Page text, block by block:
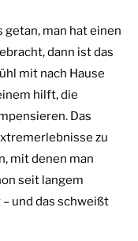
getan, man hat einen
dann ist das
mit nach Hause
hilft, die
Das
zu
mit denen man
seit langem
und das schweißt